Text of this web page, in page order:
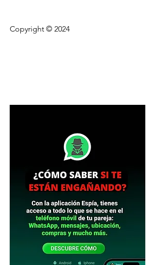
Copyright © 2024